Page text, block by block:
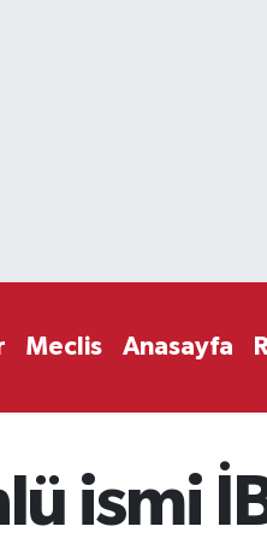
Meclis Anasayfa
ismi